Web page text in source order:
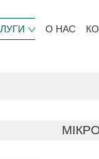
О НАС